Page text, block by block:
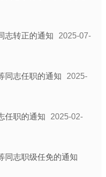
志转正的通知
2025-07-
同志任职的通知
2025-
任职的通知
2025-02-
同志职级任免的通知